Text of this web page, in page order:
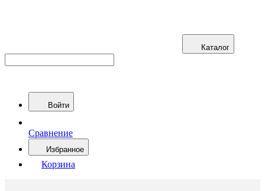
Каталог
Войти
Сравнение
Избранное
Корзина